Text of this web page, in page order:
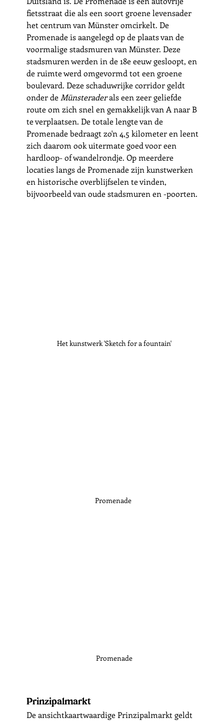
fietsstraat die als een soort groene levensader
het centrum van Münster omcirkelt. De
Promenade is aangelegd op de plaats van de
voormalige stadsmuren van Münster. Deze
stadsmuren werden in de 18e eeuw gesloopt, en
de ruimte werd omgevormd tot een groene
boulevard. Deze schaduwrijke corridor geldt
onder de Münsterader als een zeer geliefde
route om zich snel en gemakkelijk van A naar B
te verplaatsen. De totale lengte van de
Promenade bedraagt zo'n 4,5 kilometer en leent
zich daarom ook uitermate goed voor een
hardloop- of wandelrondje. Op meerdere
locaties langs de Promenade zijn kunstwerken
en historische overblijfselen te vinden,
bijvoorbeeld van oude stadsmuren en -poorten.
Het kunstwerk 'Sketch for a fountain'
Promenade
Promenade
Prinzipalmarkt
De ansichtkaartwaardige Prinzipalmarkt geldt